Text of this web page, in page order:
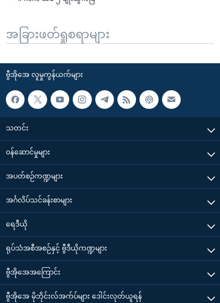
အခြားဖတ်ရှုစရာများ
ဗွီအိုအေ လူမှုကွန်ယက်များ
သတင်း
၀န်ဆောင်မှုများ
အပတ်စဉ်ကဏ္ဍများ
အင်္ဂလိပ်သင်ခန်းစာများ
ရေဒီယို
ရုပ်သံအစီအစဉ်နှင့် ဗွီဒီယိုကဏ္ဍများ
ဗွီအိုအေအကြောင်း
ဗွီအိုအေ မိုဘိုင်းလ်အက်ပ်များ ဒေါင်းလုတ်ယူရန်